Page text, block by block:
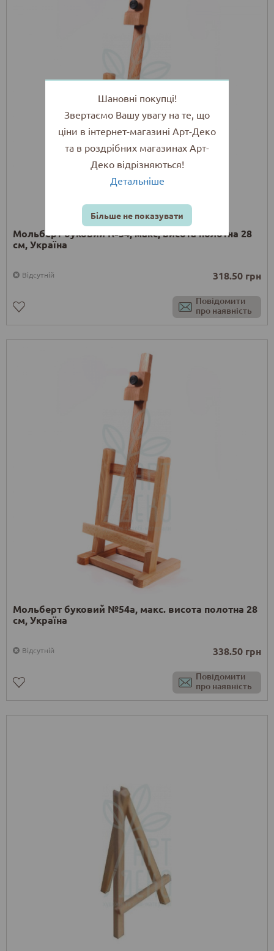
Мольберт буковий №54, макс, висота полотна 28
см, Україна
Відсутній 318.50 грн
Повідомити
про наявність
Мольберт буковий №54а, макс. висота полотна 28
см, Україна
Відсутній 338.50 грн
Повідомити
про наявність
Шановні покупці!
Звертаємо Вашу увагу на те, що
ціни в інтернет-магазині Арт-Деко
та в роздрібних магазинах Арт-
Деко відрізняються!
Детальніше
Більше не показувати